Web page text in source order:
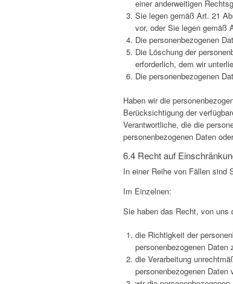
einer anderweitigen
Sie legen gemäß Art. 21
vor, oder Sie legen gemäß
Die personenbezogenen
Die Löschung der
erforderlich, dem wir
Die personenbezogenen
Haben wir die
Berücksichtigung der
Verantwortliche, die die
personenbezogenen Daten
6.4 Recht auf
In einer Reihe von Fällen sind
Im Einzelnen:
Sie haben das Recht, von uns
die Richtigkeit der
personenbezogenen Daten
die Verarbeitung
personenbezogenen Daten